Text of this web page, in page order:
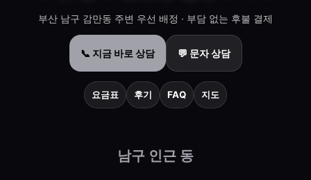
부산 남구 감만동 주변 우선 배정 · 부담 없는 후불 결제
📞 지금 바로 상담 💬 문자 상담
요금표 후기 FAQ 지도
남구 인근 동